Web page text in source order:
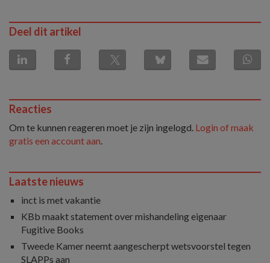
Deel dit artikel
Reacties
Om te kunnen reageren moet je zijn ingelogd. Login of maak
gratis een account aan.
Laatste nieuws
inct is met vakantie
KBb maakt statement over mishandeling eigenaar
Fugitive Books
Tweede Kamer neemt aangescherpt wetsvoorstel tegen
SLAPPs aan